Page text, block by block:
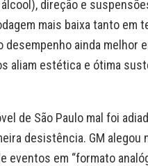
direção e
mais baixa tanto em
ainda melhor
aliam estética e ótima
de São Paulo mal foi
desistência. GM alegou
eventos em “formato